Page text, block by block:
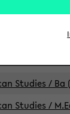
Studies /
Studies /
Studies / Ba
Studies /